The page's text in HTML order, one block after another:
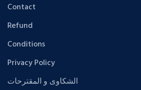
Contact
Refund
Conditions
Privacy Policy
الشكاوى و المقترحات